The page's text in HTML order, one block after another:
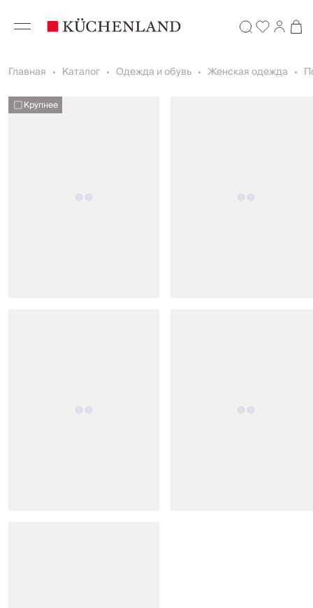
Главная Каталог Одежда и обувь Женская одежда
Крупнее